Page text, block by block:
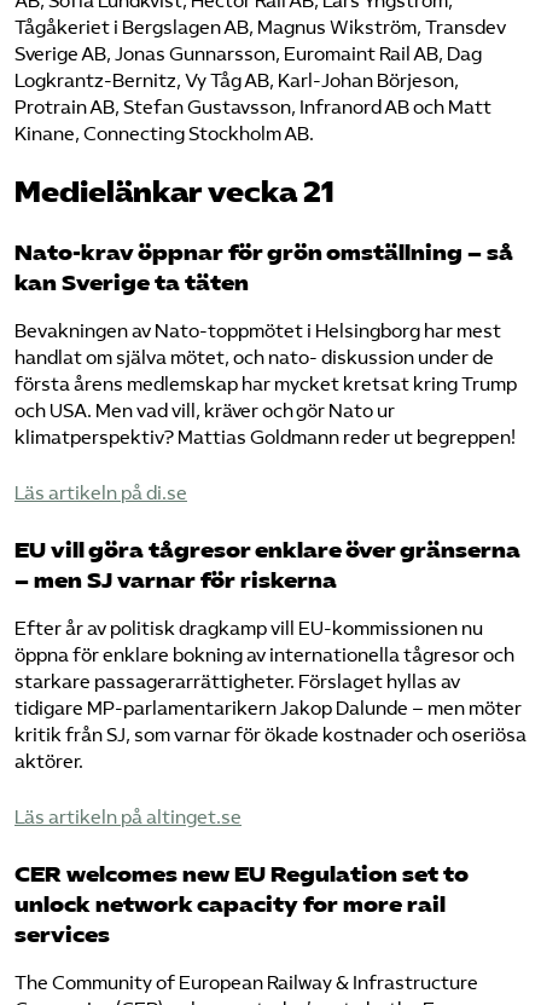
Tågåkeriet i Bergslagen AB, Magnus Wikström, Transdev
Sverige AB, Jonas Gunnarsson, Euromaint Rail AB, Dag
Logkrantz-Bernitz, Vy Tåg AB, Karl-Johan Börjeson,
Protrain AB, Stefan Gustavsson, Infranord AB och Matt
Kinane, Connecting Stockholm AB.
Medielänkar vecka 21
Nato-krav öppnar för grön omställning – så
kan Sverige ta täten
Bevakningen av Nato-toppmötet i Helsingborg har mest
handlat om själva mötet, och nato- diskussion under de
första årens medlemskap har mycket kretsat kring Trump
och USA. Men vad vill, kräver och gör Nato ur
klimatperspektiv? Mattias Goldmann reder ut begreppen!
​Läs artikeln på di.se​
EU vill göra tågresor enklare över gränserna
– men SJ varnar för riskerna
Efter år av politisk dragkamp vill EU-kommissionen nu
öppna för enklare bokning av internationella tågresor och
starkare passagerarrättigheter. Förslaget hyllas av
tidigare MP-parlamentarikern Jakop Dalunde – men möter
kritik från SJ, som varnar för ökade kostnader och oseriösa
aktörer.
​Läs artikeln på altinget.se​
CER welcomes new EU Regulation set to
unlock network capacity for more rail
services​
The Community of European Railway & Infrastructure